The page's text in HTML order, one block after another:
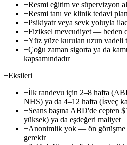
+Resmi eğitim ve süpervizyon
+Resmi tanı ve klinik tedavi
+Psikiyatr veya sevk yoluyla
+Fiziksel mevcudiyet — beden
+Yüz yüze kurulan uzun vadeli
+Çoğu zaman sigorta ya da
kapsamındadır
−Eksileri
−İlk randevu için 2–8 hafta
NHS) ya da 4–12 hafta (İsveç
−Seans başına ABD'de cepten
yüksek) ya da eşdeğeri maliyet
−Anonimlik yok — ön görüşme
gerekir